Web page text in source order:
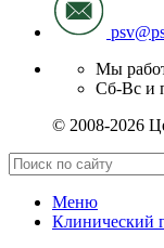
Мы
Сб-Вс и
© 2008-2026
Меню
Клинический